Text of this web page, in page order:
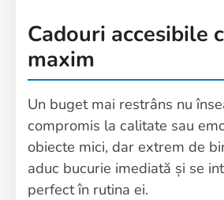
Cadouri accesibile
maxim
Un buget mai restrâns nu
compromis la calitate sau
obiecte mici, dar extrem de
aduc bucurie imediată și se
perfect în rutina ei.